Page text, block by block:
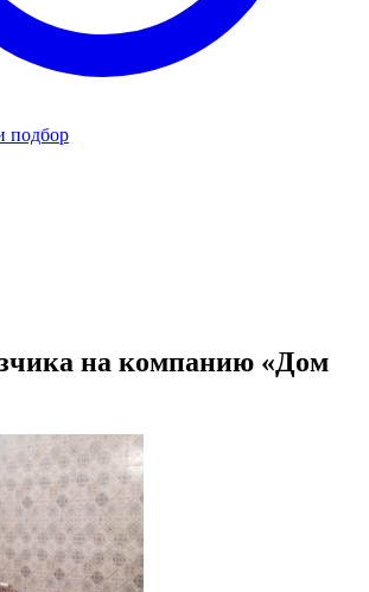
подбор
на компанию «Дом